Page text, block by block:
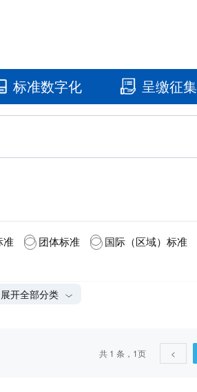
标准数字化 呈缴征集
准 团体标准 国际（区域）标准
展开全部分类
共 1 条，1页 <